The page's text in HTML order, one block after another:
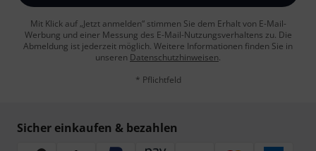
Mit Klick auf „Jetzt anmelden“ stimmen Sie dem Erhalt von E-Mail-
Werbung und einer Messung des E-Mail-Nutzungsverhaltens zu. Die
Abmeldung ist jederzeit möglich. Weitere Informationen finden Sie in
unseren Datenschutzhinweisen.
* Pflichtfeld
Sicher einkaufen & bezahlen